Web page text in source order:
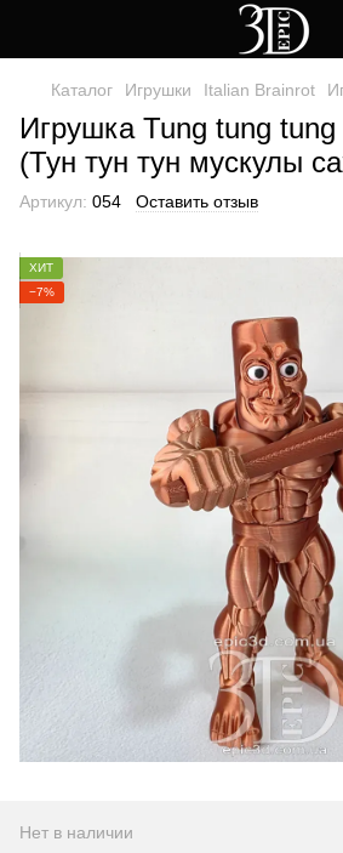
Каталог Игрушки Italian Brainrot
Игрушка Tung tung
(Тун тун тун мускулы
Артикул: 054 Оставить отзыв
ХИТ
−7%
Нет в наличии